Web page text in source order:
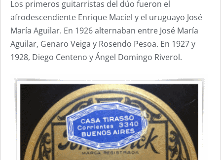
Los primeros guitarristas del dúo fueron el
afrodescendiente Enrique Maciel y el uruguayo José
María Aguilar. En 1926 alternaban entre José María
Aguilar, Genaro Veiga y Rosendo Pesoa. En 1927 y
1928, Diego Centeno y Ángel Domingo Riverol.